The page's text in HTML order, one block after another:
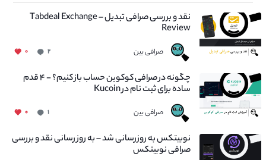
نقد و بررسی صرافی تبدیل – Tabdeal Exchange
Review
صرافی بین ۲ ۰
چگونه در صرافی کوکوین حساب باز کنیم؟ - ۴ قدم
ساده برای ثبت نام در Kucoin
صرافی بین ۱ ۰
نوبیتکس به روزرسانی شد – به روز رسانی نقد و بررسی
صرافی نوبیتکس